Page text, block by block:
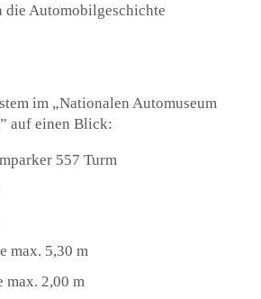
die Automobilgeschichte
im „Nationalen Automuseum
auf einen Blick:
557 Turm
max. 5,30 m
max. 2,00 m